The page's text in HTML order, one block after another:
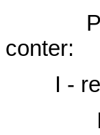
conter:
I -
II -